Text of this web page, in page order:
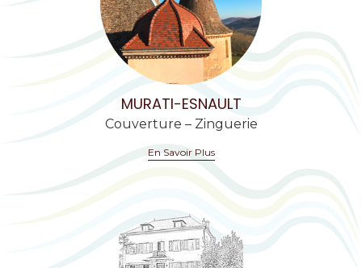
MURATI-ESNAULT
Couverture – Zinguerie
En Savoir Plus